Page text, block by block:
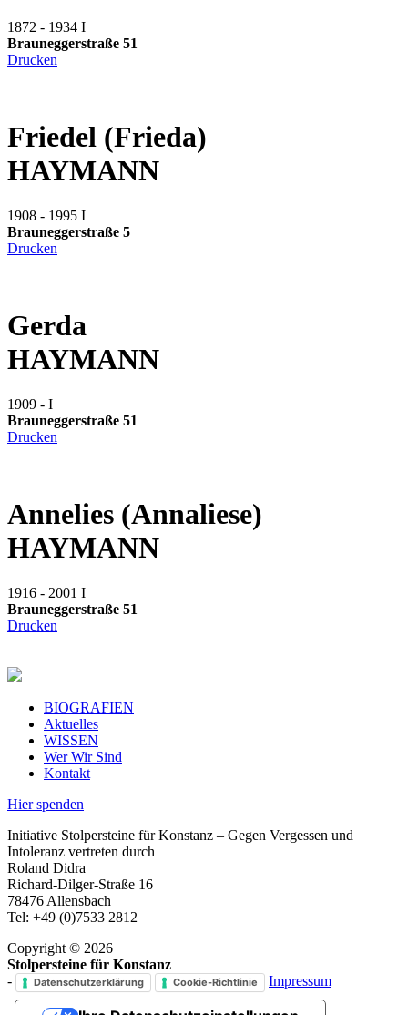
1872 - 1934 I
Brauneggerstraße 51
Drucken
Friedel (Frieda)
HAYMANN
1908 - 1995 I
Brauneggerstraße 5
Drucken
Gerda
HAYMANN
1909 - I
Brauneggerstraße 51
Drucken
Annelies (Annaliese)
HAYMANN
1916 - 2001 I
Brauneggerstraße 51
Drucken
BIOGRAFIEN
Aktuelles
WISSEN
Wer Wir Sind
Kontakt
Hier spenden
Initiative Stolpersteine für Konstanz – Gegen Vergessen und
Intoleranz vertreten durch
Roland Didra
Richard-Dilger-Straße 16
78476 Allensbach
Tel: +49 (0)7533 2812
Copyright © 2026
Stolpersteine für Konstanz
-
Datenschutzerklärung Cookie-Richtlinie Impressum